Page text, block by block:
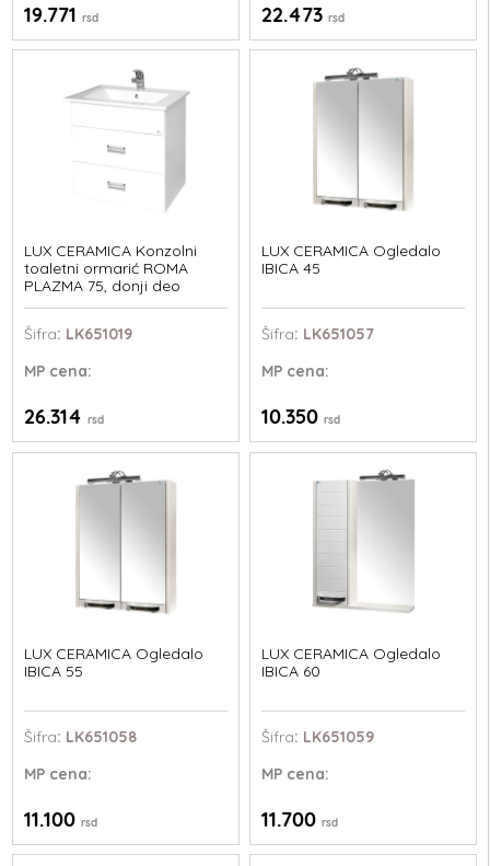
19.771rsd 22.473 rsd
LUX CERAMICA Konzolni
toaletni ormarić ROMA
PLAZMA 75, donji deo
Šifra: LK651019
MP cena:
26.314rsd
LUX CERAMICA Ogledalo
IBICA 45
Šifra: LK651057
MPcena:
10.350 rsd
LUX CERAMICA Ogledalo
IBICA 55
Šifra: LK651058
MP cena:
11.100rsd
LUX CERAMICA Ogledalo
IBICA 60
Šifra: LK651059
MPcena:
11.700 rsd